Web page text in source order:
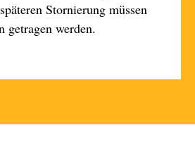
Stor­nierung müssen
ge­tragen wer­den.